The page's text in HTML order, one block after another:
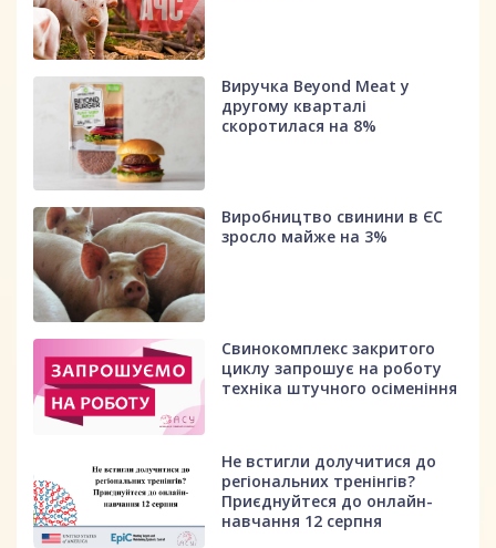
Виручка Beyond Meat у
другому кварталі
скоротилася на 8%
Виробництво свинини в ЄС
зросло майже на 3%
Свинокомплекс закритого
циклу запрошує на роботу
техніка штучного осіменіння
Не встигли долучитися до
регіональних тренінгів?
Приєднуйтеся до онлайн-
навчання 12 серпня